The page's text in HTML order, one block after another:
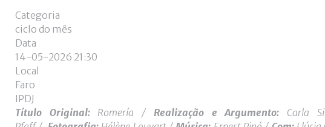
Categoria
ciclo do mês
Data
14-05-2026 21:30
Local
Faro
IPDJ
Título Original: Romería / Realização e Argumento: Carla